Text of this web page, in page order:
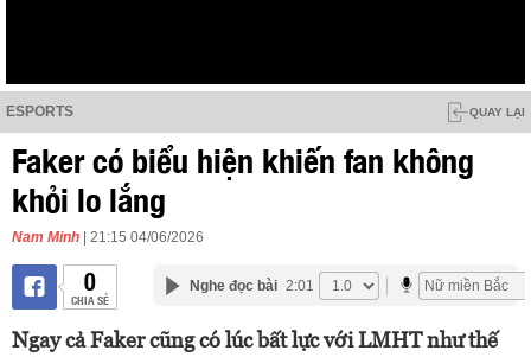
ESPORTS QUAY LẠI
Faker có biểu hiện khiến fan không
khỏi lo lắng
Nam Minh | 21:15 04/06/2026
0
CHIA SẺ
Nghe đọc bài 2:01
Ngay cả Faker cũng có lúc bất lực với LMHT như thế